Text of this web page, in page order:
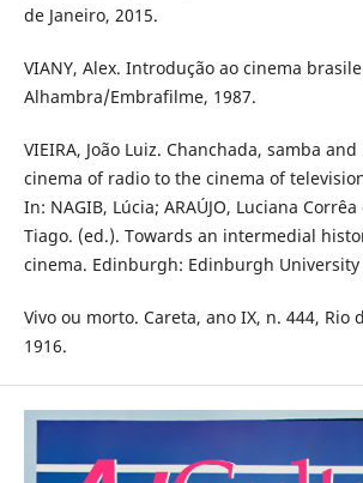
de Janeiro, 2015.
VIANY, Alex. Introdução ao cinema
Alhambra/Embrafilme, 1987.
VIEIRA, João Luiz. Chanchada, samba
cinema of radio to the cinema of
In: NAGIB, Lúcia; ARAÚJO, Luciana Corrêa
Tiago. (ed.). Towards an intermedial
cinema. Edinburgh: Edinburgh University
Vivo ou morto. Careta, ano IX, n. 444, Rio
1916.